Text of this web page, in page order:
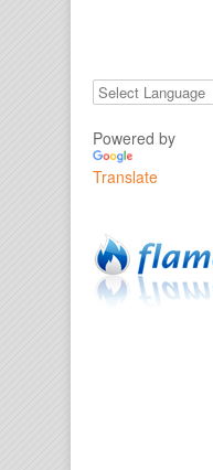
Powered by
Translate